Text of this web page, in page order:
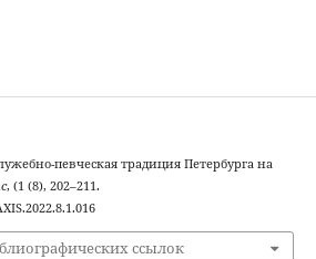
певческая традиция Петербурга на
, (1 (8), 202–211.
ссылок